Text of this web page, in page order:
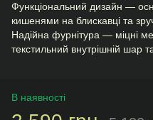
Функціональний дизайн —
кишенями на блискавці та
Надійна фурнітура — міцні
текстильний внутрішній шар та
В наявності